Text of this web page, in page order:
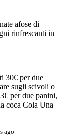
afose di
rinfrescanti in
30€ per due
sugli scivoli o
per due panini,
coca Cola Una
ago